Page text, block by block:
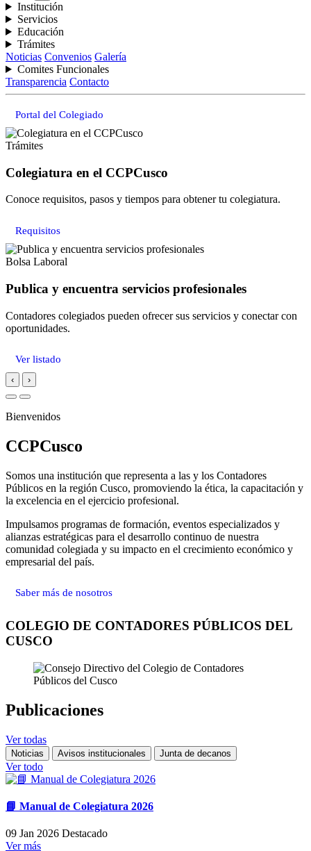
Institución
Servicios
Educación
Trámites
Noticias Convenios Galería
Comites Funcionales
Transparencia Contacto
Portal del Colegiado
Trámites
Colegiatura en el CCPCusco
Conoce requisitos, pasos y tiempos para obtener tu colegiatura.
Requisitos
Bolsa Laboral
Publica y encuentra servicios profesionales
Contadores colegiados pueden ofrecer sus servicios y conectar con
oportunidades.
Ver listado
‹ ›
Bienvenidos
CCPCusco
Somos una institución que representa a las y los Contadores
Públicos en la región Cusco, promoviendo la ética, la capacitación y
la excelencia en el ejercicio profesional.
Impulsamos programas de formación, eventos especializados y
alianzas estratégicas para el desarrollo continuo de nuestra
comunidad colegiada y su impacto en el crecimiento económico y
empresarial del país.
Saber más de nosotros
COLEGIO DE CONTADORES PÚBLICOS DEL
CUSCO
Publicaciones
Ver todas
Noticias Avisos institucionales Junta de decanos
Ver todo
📘 Manual de Colegiatura 2026
09 Jan 2026 Destacado
Ver más